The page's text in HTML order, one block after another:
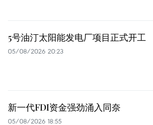
5号油汀太阳能发电厂项目正式开工
05/08/2026 20:23
新一代FDI资金强劲涌入同奈
05/08/2026 18:55